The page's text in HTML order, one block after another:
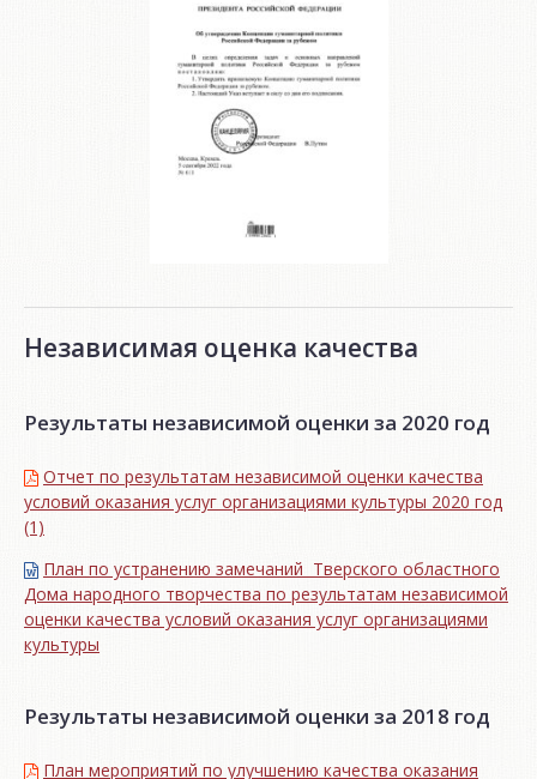
Независимая оценка качества
Результаты независимой оценки за 2020 год
Отчет по результатам независимой оценки качества
условий оказания услуг организациями культуры 2020 год
(1)
План по устранению замечаний Тверского областного
Дома народного творчества по результатам независимой
оценки качества условий оказания услуг организациями
культуры
Результаты независимой оценки за 2018 год
План мероприятий по улучшению качества оказания